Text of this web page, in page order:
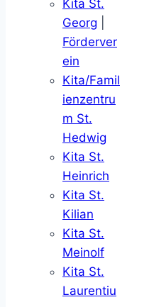
Kita St.
Georg
Förderver
ein
Kita/Famil
ienzentru
m St.
Hedwig
Kita St.
Heinrich
Kita St.
Kilian
Kita St.
Meinolf
Kita St.
Laurentiu